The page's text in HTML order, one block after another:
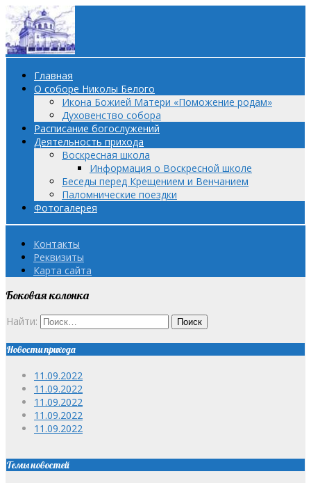
Главная
О соборе Николы Белого
Икона Божией Матери «Поможение родам»
Духовенство собора
Расписание богослужений
Деятельность прихода
Воскресная школа
Информация о Воскресной школе
Беседы перед Крещением и Венчанием
Паломнические поездки
Фотогалерея
Контакты
Реквизиты
Карта сайта
Боковая колонка
Найти:
Новости прихода
11.09.2022
11.09.2022
11.09.2022
11.09.2022
11.09.2022
Темы новостей